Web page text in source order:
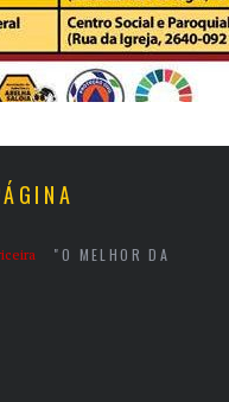
"O MELHOR DA